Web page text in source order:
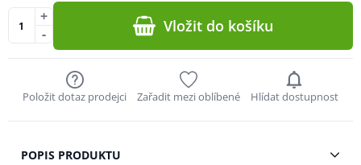
-
+ Vložit do košíku
Položit dotaz prodejci Zařadit mezi oblíbené Hlídat dostupnost
POPIS PRODUKTU